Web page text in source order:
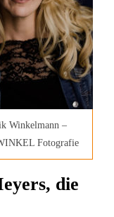
Winkelmann –
Fotografie
die